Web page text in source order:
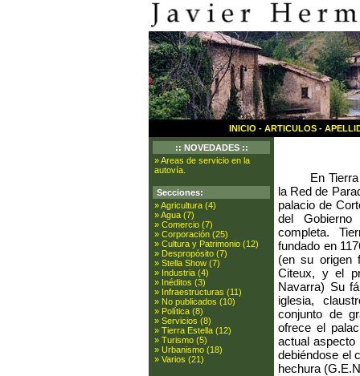
INICIO - ARTICULOS -
:: NOVEDADES ::
» Areas de servicio en la
autovía.
Secciones:
» Agricultura (4)
» Agua (7)
» Comercio (7)
» Corporación (25)
» Cultura y Patrimonio (12)
» Despropósito (7)
» Stella Show (7)
» Industria (4)
» Inéditos (3)
» Infraestructuras (11)
» No publicados (10)
» Política (8)
» Servicios (8)
» Tierra Estella (12)
» Turismo (5)
» Urbanismo (18)
» Varios (21)
En
la Red de
palacio de
del
completa.
fundado en
(en su origen
Citeux, y el
Navarra) Su
iglesia,
conjunto de
ofrece el
actual aspecto
debiéndose el
hechura